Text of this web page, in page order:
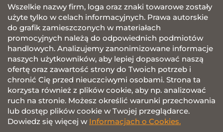
Wszelkie nazwy firm, loga oraz znaki towarowe zostały
użyte tylko w celach informacyjnych. Prawa autorskie
do grafik zamieszczonych w materiałach
promocyjnych należą do odpowiednich podmiotów
handlowych. Analizujemy zanonimizowane informacje
naszych użytkowników, aby lepiej dopasować naszą
ofertę oraz zawartość strony do Twoich potrzeb i
chronić Cię przed nieuczciwymi osobami. Strona ta
korzysta również z plików cookie, aby np. analizować
ruch na stronie. Możesz określić warunki przechowania
lub dostęp plików cookie w Twojej przeglądarce.
Dowiedz się więcej w Informacjach o Cookies.